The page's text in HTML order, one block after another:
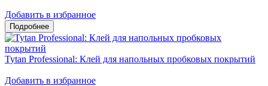
Добавить в избранное
Tytan Professional: Клей для напольных пробковых покрытий
Добавить в избранное